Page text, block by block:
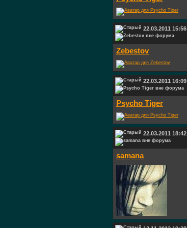
22.03.2011 15:56
Zebestov
22.03.2011 16:09
Psycho Tiger
22.03.2011 18:42
samana